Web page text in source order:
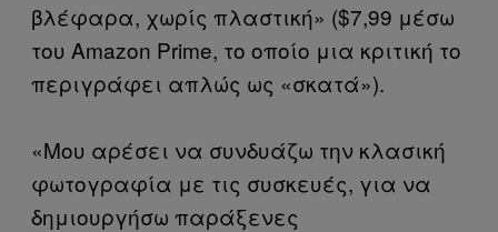
βλέφαρα, χωρίς πλαστική» ($7,99 μέσω
του Amazon Prime, το οποίο μια κριτική το
περιγράφει απλώς ως «σκατά»).
«Μου αρέσει να συνδυάζω την κλασική
φωτογραφία με τις συσκευές, για να
δημιουργήσω παράξενες